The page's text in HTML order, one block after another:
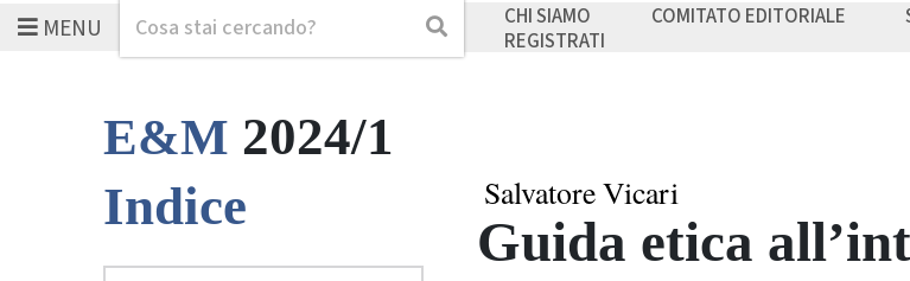
MENUCerca Cerca CHI SIAMO COMITATO EDITORIALE
REGISTRATI
E&M 2024/1
Indice
Salvatore Vicari
Guida etica